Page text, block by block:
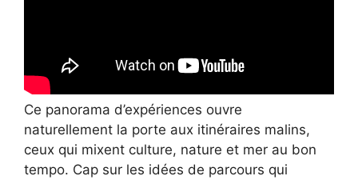
Ce panorama d’expériences ouvre
naturellement la porte aux itinéraires malins,
ceux qui mixent culture, nature et mer au bon
tempo. Cap sur les idées de parcours qui